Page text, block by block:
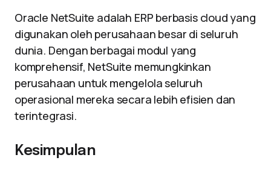
Oracle NetSuite adalah ERP berbasis cloud yang
digunakan oleh perusahaan besar di seluruh
dunia. Dengan berbagai modul yang
komprehensif, NetSuite memungkinkan
perusahaan untuk mengelola seluruh
operasional mereka secara lebih efisien dan
terintegrasi.
Kesimpulan